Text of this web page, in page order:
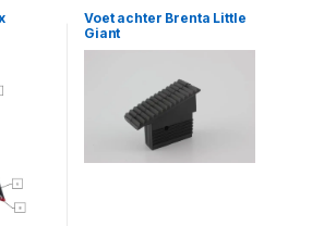
Voet achter Brenta Little
Giant